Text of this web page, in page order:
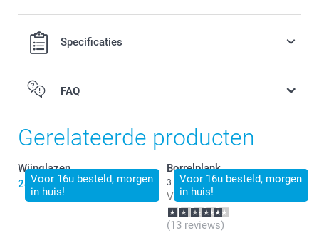
Specificaties
FAQ
Gerelateerde producten
Voor 16u besteld, morgen
in huis!
Wijnglazen
24,99
Voor 16u besteld, morgen
in huis!
Borrelplank
3 varianten
Vanaf 24,99
(13 reviews)